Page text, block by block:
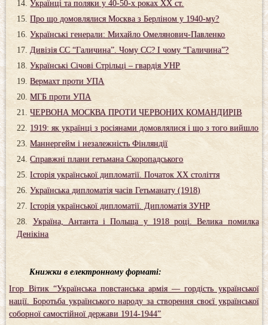
Українці та поляки у 40-50-х роках ХХ ст.
Про що домовлялися Москва з Берліном у 1940-му?
Українські генерали: Михайло Омелянович-Павленко
Дивізія СС “Галичина”. Чому СС? І чому “Галичина”?
Українські Січові Стрільці – гвардія УНР
Вермахт проти УПА
МГБ проти УПА
ЧЕРВОНА МОСКВА ПРОТИ ЧЕРВОНИХ КОМАНДИРІВ
1919: як українці з росіянами домовлялися і що з того вийшло
Маннергейм і незалежність Фінляндії
Справжні плани гетьмана Скоропадського
Історія української дипломатії. Початок ХХ століття
Українська дипломатія часів Гетьманату (1918)
Історія української дипломатії. Дипломатія ЗУНР
Україна, Антанта і Польща у 1918 році. Велика помилка
Денікіна
Книжки в електронному форматі:
Ігор Вітик “Українська повстанська армія ― гордість української
нації. Боротьба українського народу за створення своєї української
соборної самостійної держави 1914-1944”